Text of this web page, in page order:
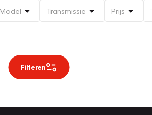
Model Transmissie Prijs
Filteren